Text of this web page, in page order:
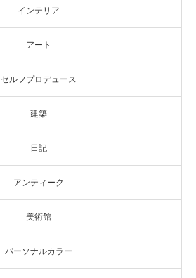
インテリア
アート
セルフプロデュース
建築
日記
アンティーク
美術館
パーソナルカラー